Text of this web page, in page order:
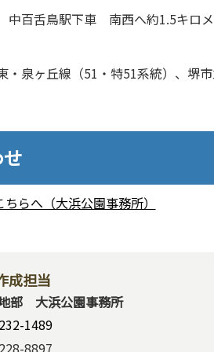
舌鳥駅下車 南西へ約1.5キロ
泉ヶ丘線（51・特51系統）、堺
らへ（大浜公園事務所）
成担当
部 大浜公園事務所
1489
8897